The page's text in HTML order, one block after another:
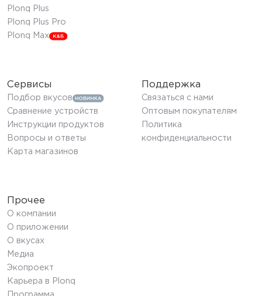
Plonq Plus
Plonq Plus Pro
Plonq Max
Сервисы
Подбор вкусов
Сравнение устройств
Инструкции продуктов
Вопросы и ответы
Карта магазинов
Поддержка
Связаться с нами
Оптовым покупателям
Политика
конфиденциальности
Прочее
О компании
О приложении
О вкусах
Медиа
Экопроект
Карьера в Plonq